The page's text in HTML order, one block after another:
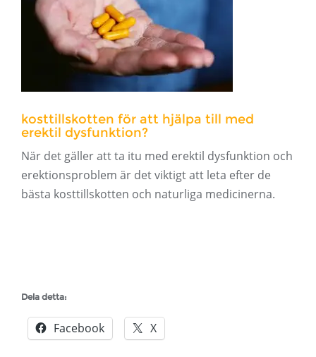
kosttillskotten för att hjälpa till med
erektil dysfunktion?
När det gäller att ta itu med erektil dysfunktion och
erektionsproblem är det viktigt att leta efter de
bästa kosttillskotten och naturliga medicinerna.
Dela detta:
Facebook X